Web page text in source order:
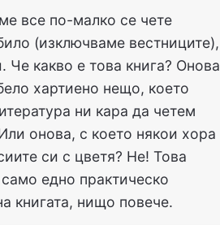
все по-малко се чете
(изключваме вестниците),
Че какво е това книга? Онова
хартиено нещо, което
ни кара да четем
онова, с което някои хора
си с цветя? Не! Това
едно практическо
книгата, нищо повече.